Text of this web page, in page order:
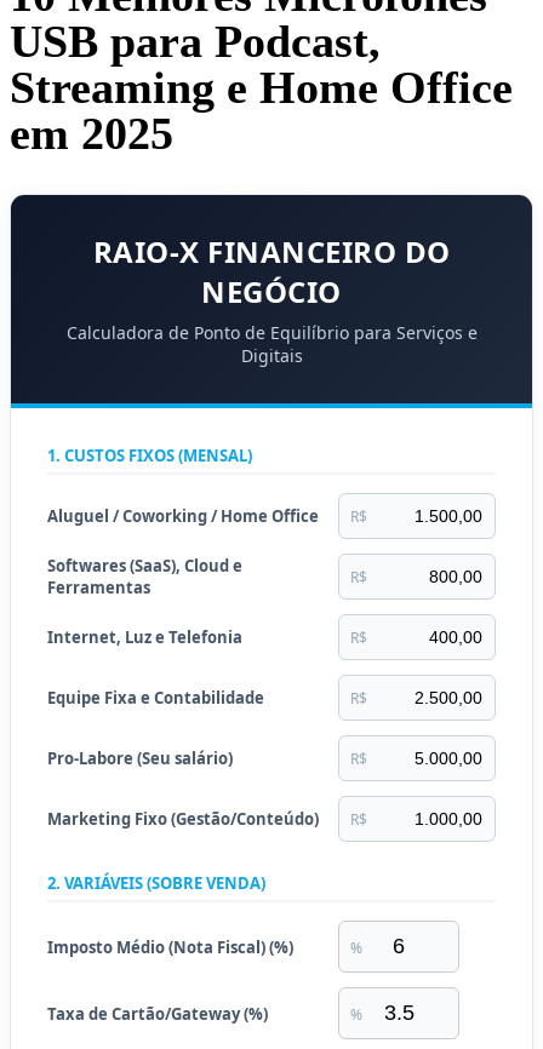
USB para Podcast,
Streaming e Home Office
em 2025
RAIO-X FINANCEIRO DO
NEGÓCIO
Calculadora de Ponto de Equilíbrio para Serviços e
Digitais
1. CUSTOS FIXOS (MENSAL)
Aluguel / Coworking / Home Office R$
Softwares (SaaS), Cloud e
Ferramentas
R$
Internet, Luz e Telefonia R$
Equipe Fixa e Contabilidade R$
Pro-Labore (Seu salário) R$
Marketing Fixo (Gestão/Conteúdo) R$
2. VARIÁVEIS (SOBRE VENDA)
Imposto Médio (Nota Fiscal) (%) %
Taxa de Cartão/Gateway (%) %